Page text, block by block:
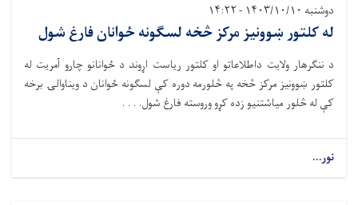
دوشنبه ۱۴۰۳/۱۰/۱۰ - ۱۴:۲۲
له کلتور ښوونيز مرکز څخه لسګونه ځوانان فارغ شول
د ننګرهار ولایت داطلاعاتو او کلتور ریاست اړوند د ځوانانو چارو آمریت له
کلتور ښوونيز مرکز څخه په څلورمه دوره کې لسګونه ځوانان د ويناوالۍ برخه
کې له څلور مياشتنيو زده کړو وروسته فارغ شول. . . .
نور...